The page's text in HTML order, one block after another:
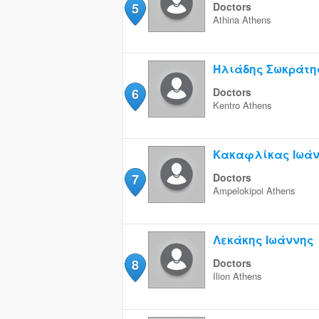
5 Doctors
Athina Athens
6
Ηλιάδης
Doctors
Kentro Athens
7
Κακαφλίκας
Doctors
Ampelokipoi Athens
8
Λεκάκης Ιωάννης
Doctors
Ilion Athens